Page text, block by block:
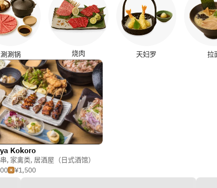
涮涮锅 烧肉 天妇罗 拉
Kokoro
, 家禽类, 居酒屋（日式酒馆）
¥1,500